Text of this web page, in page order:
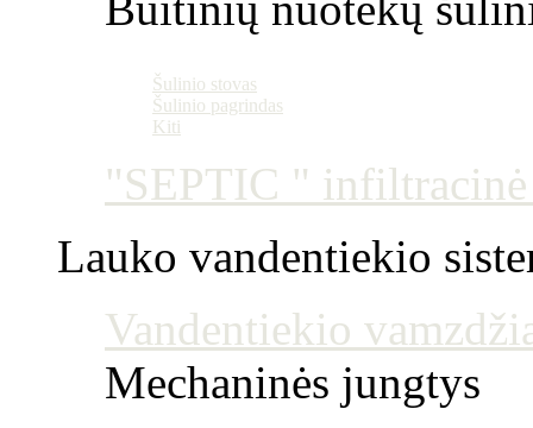
Šulinio stovas
Šulinio pagrindas
Kiti
"SEPTIC "
Lauko vandentiekio
Vandentiekio
Mechaninės jungtys